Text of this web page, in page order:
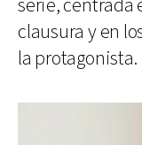
serie, centrada
clausura y en
la protagonista.